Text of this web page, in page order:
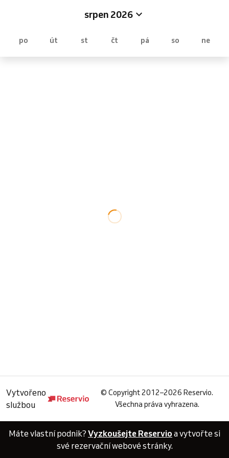
srpen 2026
po út st čt pá so ne
Vytvořeno
službou
© Copyright 2012–2026 Reservio.
Všechna práva vyhrazena.
Máte vlastní podnik? Vyzkoušejte Reservio a vytvořte si
své rezervační webové stránky.